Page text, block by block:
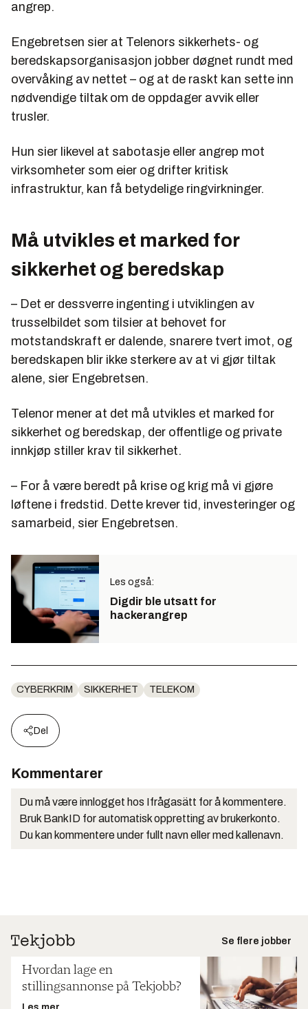
angrep.
Engebretsen sier at Telenors sikkerhets- og
beredskapsorganisasjon jobber døgnet rundt med
overvåking av nettet – og at de raskt kan sette inn
nødvendige tiltak om de oppdager avvik eller
trusler.
Hun sier likevel at sabotasje eller angrep mot
virksomheter som eier og drifter kritisk
infrastruktur, kan få betydelige ringvirkninger.
Må utvikles et marked for
sikkerhet og beredskap
– Det er dessverre ingenting i utviklingen av
trusselbildet som tilsier at behovet for
motstandskraft er dalende, snarere tvert imot, og
beredskapen blir ikke sterkere av at vi gjør tiltak
alene, sier Engebretsen.
Telenor mener at det må utvikles et marked for
sikkerhet og beredskap, der offentlige og private
innkjøp stiller krav til sikkerhet.
– For å være beredt på krise og krig må vi gjøre
løftene i fredstid. Dette krever tid, investeringer og
samarbeid, sier Engebretsen.
Les også:
Digdir ble utsatt for
hackerangrep
CYBERKRIM SIKKERHET TELEKOM
Del
Kommentarer
Du må være innlogget hos Ifrågasätt for å kommentere.
Bruk BankID for automatisk oppretting av brukerkonto.
Du kan kommentere under fullt navn eller med kallenavn.
Se flere jobber
Hvordan lage en
stillingsannonse på Tekjobb?